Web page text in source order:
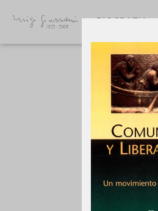
BIOGRAFIA